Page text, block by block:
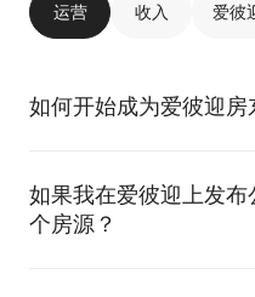
运营 收入 爱彼
如何开始成为爱彼迎房
如果我在爱彼迎上发
个房源？